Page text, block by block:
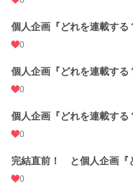
個人企画『どれを連載す
0
個人企画『どれを連載す
0
個人企画『どれを連載す
0
完結直前！ と個人企画『
0